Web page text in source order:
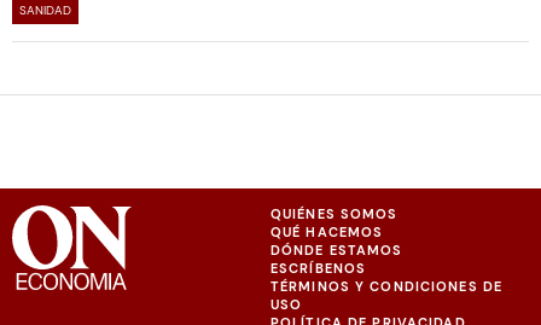
SANIDAD
QUIÉNES SOMOS
QUÉ HACEMOS
DÓNDE ESTAMOS
ESCRÍBENOS
TÉRMINOS Y CONDICIONES DE
USO